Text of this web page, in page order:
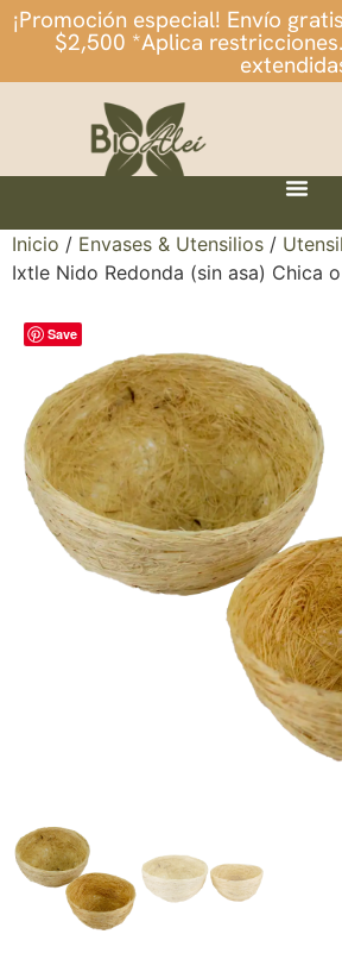
¡Promoción especial! Envío
$2,500 *Aplica
Inicio / Envases & Utensilios /
Ixtle Nido Redonda (sin asa) Chica
Save